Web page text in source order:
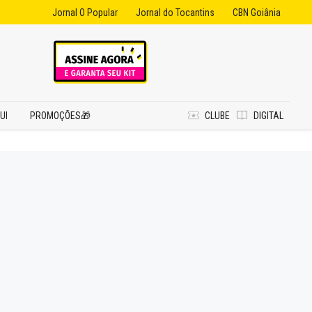
Jornal O Popular Jornal do Tocantins CBN Goiânia
PROMOÇÕES🎁 CLUBE DIGITAL